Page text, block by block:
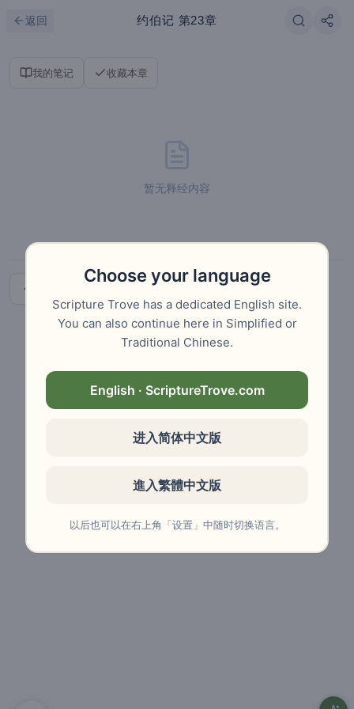
返回 约伯记 第23章
我的笔记 收藏本章
暂无释经内容
Choose your language
Scripture Trove has a dedicated English site.
You can also continue here in Simplified or
Traditional Chinese.
English · ScriptureTrove.com
进入简体中文版
進入繁體中文版
以后也可以在右上角「设置」中随时切换语言。